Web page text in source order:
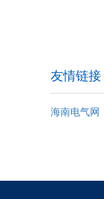
友情链接
海南电气网